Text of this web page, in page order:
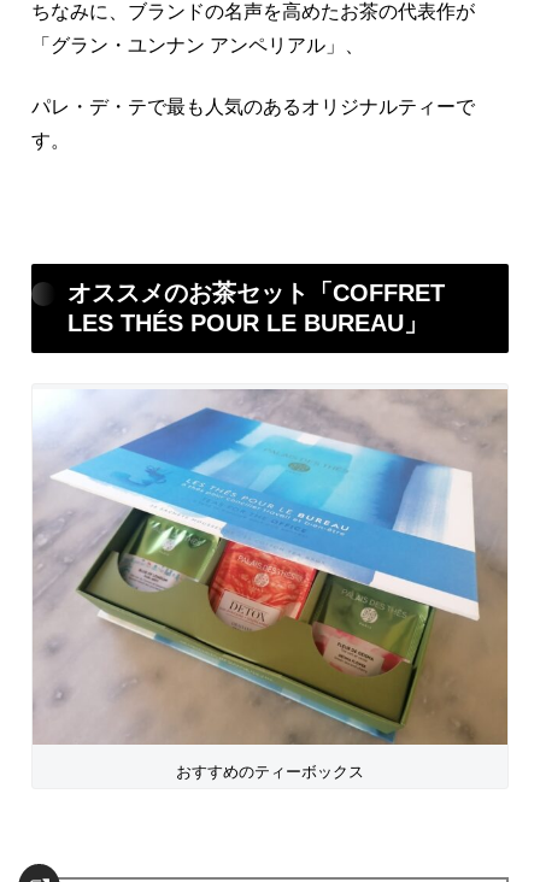
ちなみに、ブランドの名声を高めたお茶の代表作が
「グラン・ユンナン アンペリアル」、
パレ・デ・テで最も人気のあるオリジナルティーで
す。
オススメのお茶セット「COFFRET
LES THÉS POUR LE BUREAU」
おすすめのティーボックス